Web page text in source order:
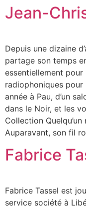
Jean-
Depuis une dizaine
partage son temps
essentiellement pour
radiophoniques pour
année à Pau, d’un
dans le Noir, et les
Collection
Auparavant, son fil
Fabrice
Fabrice Tassel est
service société à